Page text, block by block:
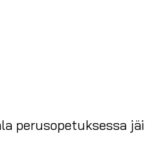
perusopetuksessa jäi